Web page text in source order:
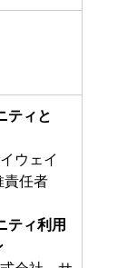
ティと
ウェイ
責任者
ティ利用